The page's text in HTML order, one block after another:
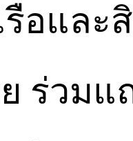
อและ
ร่วม